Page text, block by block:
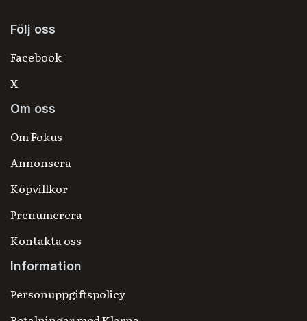
Följ oss
Facebook
X
Om oss
Om Fokus
Annonsera
Köpvillkor
Prenumerera
Kontakta oss
Information
Personuppgiftspolicy